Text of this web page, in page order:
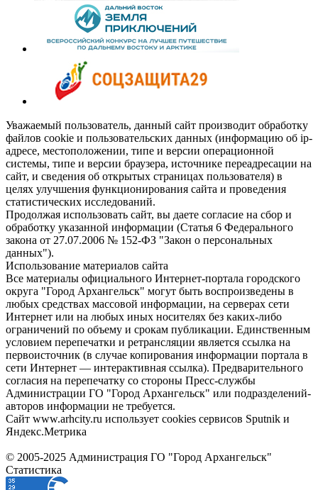
Уважаемый пользователь, данный сайт производит обработку
файлов cookie и пользовательских данных (информацию об ip-
адресе, местоположении, типе и версии операционной
системы, типе и версии браузера, источнике переадресации на
сайт, и сведения об открытых страницах пользователя) в
целях улучшения функционирования сайта и проведения
статистических исследований.
Продолжая использовать сайт, вы даете согласие на сбор и
обработку указанной информации (Статья 6 Федерального
закона от 27.07.2006 № 152-ФЗ "Закон о персональных
данных").
Использование материалов сайта
Все материалы официального Интернет-портала городского
округа "Город Архангельск" могут быть воспроизведены в
любых средствах массовой информации, на серверах сети
Интернет или на любых иных носителях без каких-либо
ограничений по объему и срокам публикации. Единственным
условием перепечатки и ретрансляции является ссылка на
первоисточник (в случае копирования информации портала в
сети Интернет — интерактивная ссылка). Предварительного
согласия на перепечатку со стороны Пресс-службы
Администрации ГО "Город Архангельск" или подразделений-
авторов информации не требуется.
Сайт www.arhcity.ru использует cookies сервисов Sputnik и
Яндекс.Метрика
© 2005-2025 Администрация ГО "Город Архангельск"
Статистика